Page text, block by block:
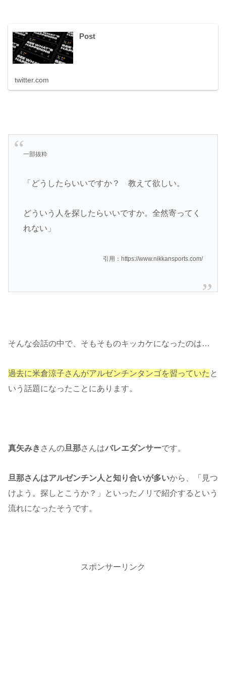
Post
twitter.com
一部抜粋
「どうしたらいいですか？ 教えて欲しい。
どういう人を探したらいいですか。全然寄ってく
れない」
引用：https://www.nikkansports.com/
そんな会話の中で、そもそものキッカケになったのは…
過去に米倉涼子さんがアルゼンチンタンゴを習っていた と
いう話題になったことにあります。
真矢みき さんの旦那さんはバレエダンサーです。
旦那さんはアルゼンチン人と知り合いが多いから、「見つ
けよう。探しとこうか？」といったノリで紹介するという
流れになったそうです。
スポンサーリンク